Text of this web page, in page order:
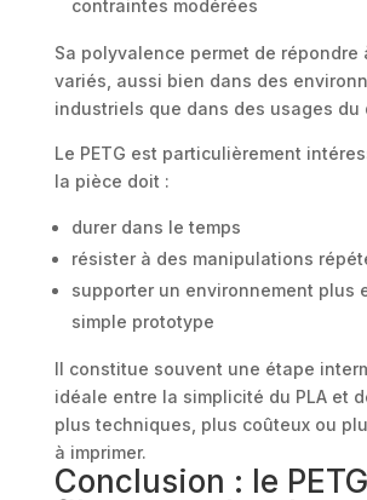
contraintes modérées
Sa polyvalence permet de répondre
variés, aussi bien dans des
industriels que dans des usages du
Le PETG est particulièrement
la pièce doit :
durer dans le temps
résister à des manipulations
supporter un environnement plus
simple prototype
Il constitue souvent une étape
idéale entre la simplicité du PLA et
plus techniques, plus coûteux ou
à imprimer.
Conclusion : le